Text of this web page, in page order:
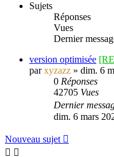
Sujets
Réponses
Vues
Dernier
version optimisée
parxyzazz » dim. 6
0 Réponses
42705 Vues
Dernier
dim. 6 mars
Nouveau sujet